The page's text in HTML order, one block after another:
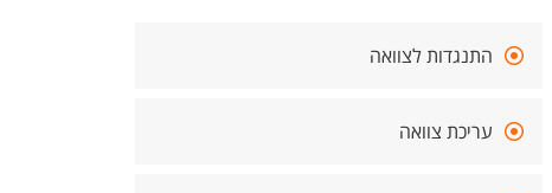
התנגדות לצוואה
עריכת צוואה